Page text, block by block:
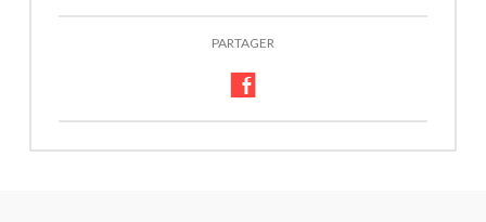
PARTAGER